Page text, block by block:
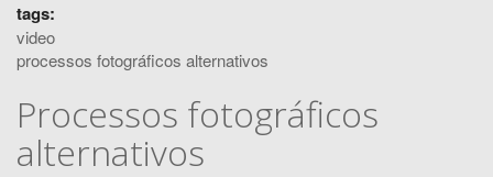
tags:
video
processos fotográficos alternativos
Processos fotográficos
alternativos